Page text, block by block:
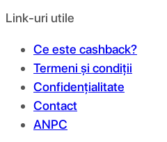
Link-uri utile
Ce este cashback?
Termeni și condiții
Confidențialitate
Contact
ANPC